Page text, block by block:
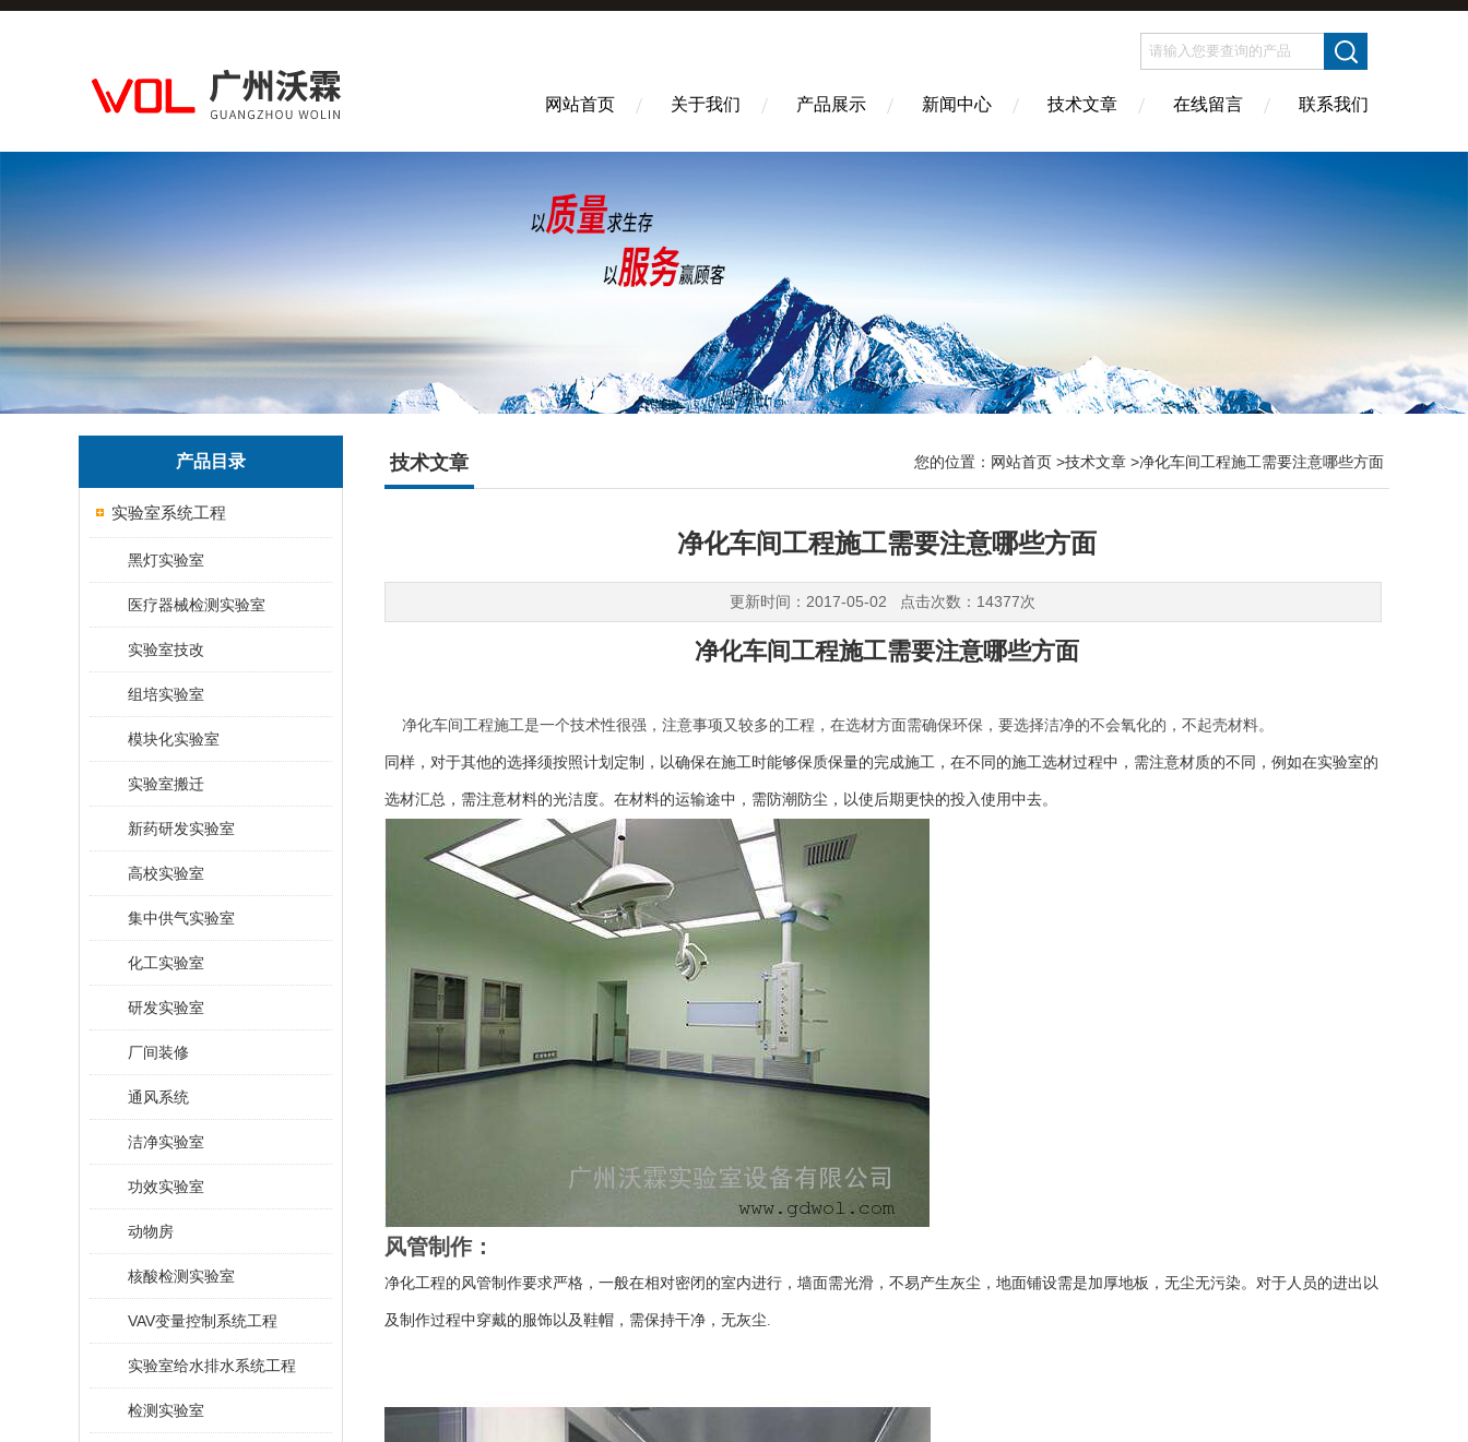
网站首页 关于我们 产品展示 新闻中心 技术文章 在线留言 联系我们
产品目录
实验室系统工程
黑灯实验室
医疗器械检测实验室
实验室技改
组培实验室
模块化实验室
实验室搬迁
新药研发实验室
高校实验室
集中供气实验室
化工实验室
研发实验室
厂间装修
通风系统
洁净实验室
功效实验室
动物房
核酸检测实验室
VAV变量控制系统工程
实验室给水排水系统工程
检测实验室
技术文章 您的位置： 网站首页 >技术文章 >净化车间工程施工需要注意哪些方面
净化车间工程施工需要注意哪些方面
更新时间：2017-05-02 点击次数：14377次
净化车间工程施工需要注意哪些方面
净化车间工程施工是一个技术性很强，注意事项又较多的工程，在选材方面需确保环保，要选择洁净的不会氧化的，不起壳材料。
同样，对于其他的选择须按照计划定制，以确保在施工时能够保质保量的完成施工，在不同的施工选材过程中，需注意材质的不同，例如在实验室的
选材汇总，需注意材料的光洁度。在材料的运输途中，需防潮防尘，以使后期更快的投入使用中去。
风管制作：
净化工程的风管制作要求严格，一般在相对密闭的室内进行，墙面需光滑，不易产生灰尘，地面铺设需是加厚地板，无尘无污染。对于人员的进出以
及制作过程中穿戴的服饰以及鞋帽，需保持干净，无灰尘.